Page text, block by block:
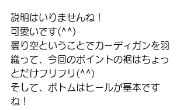
説明はいりませんね！
可愛いです(^^)
曇り空ということでカーディガンを羽
織って、今回のポイントの裾はちょっ
とだけフリフリ(^^)
そして、ボトムはヒールが基本です
ね！